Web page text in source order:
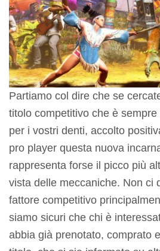
Partiamo col dire che se
titolo competitivo che è
per i vostri denti, accolto
pro player questa nuova
rappresenta forse il picco più
vista delle meccaniche. Non ci
fattore competitivo
siamo sicuri che chi è
abbia già prenotato, comprato